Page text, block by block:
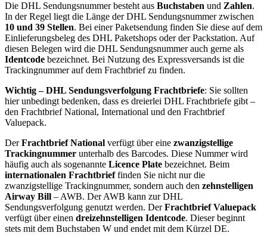
Die DHL Sendungsnummer besteht aus Buchstaben und Zahlen.
In der Regel liegt die Länge der DHL Sendungsnummer zwischen
10 und 39 Stellen. Bei einer Paketsendung finden Sie diese auf dem
Einlieferungsbeleg des DHL Paketshops oder der Packstation. Auf
diesen Belegen wird die DHL Sendungsnummer auch gerne als
Identcode bezeichnet. Bei Nutzung des Expressversands ist die
Trackingnummer auf dem Frachtbrief zu finden.
Wichtig – DHL Sendungsverfolgung Frachtbriefe: Sie sollten
hier unbedingt bedenken, dass es dreierlei DHL Frachtbriefe gibt –
den Frachtbrief National, International und den Frachtbrief
Valuepack.
DerFrachtbrief National verfügt über eine zwanzigstellige
Trackingnummer unterhalb des Barcodes. Diese Nummer wird
häufig auch als sogenannte Licence Plate bezeichnet. Beim
internationalen Frachtbrieffinden Sie nicht nur die
zwanzigstellige Trackingnummer, sondern auch den zehnstelligen
Airway Bill – AWB. Der AWB kann zur DHL
Sendungsverfolgung genutzt werden. DerFrachtbrief Valuepack
verfügt über einen dreizehnstelligen Identcode. Dieser beginnt
stets mit dem Buchstaben W und endet mit dem Kürzel DE.